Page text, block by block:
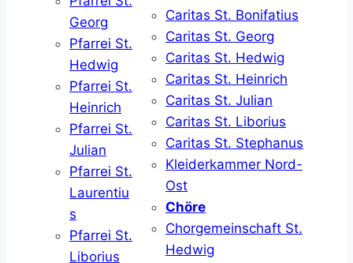
Georg
Pfarrei St.
Hedwig
Pfarrei St.
Heinrich
Pfarrei St.
Julian
Pfarrei St.
Laurentiu
s
Pfarrei St.
Liborius
Caritas St. Bonifatius
Caritas St. Georg
Caritas St. Hedwig
Caritas St. Heinrich
Caritas St. Julian
Caritas St. Liborius
Caritas St. Stephanus
Kleiderkammer Nord-
Ost
Chöre
Chorgemeinschaft St.
Hedwig